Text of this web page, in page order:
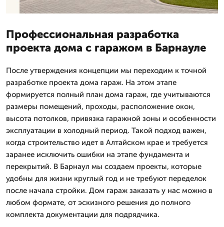
Профессиональная разработка
проекта дома с гаражом в Барнауле
После утверждения концепции мы переходим к точной
разработке проекта дома гараж. На этом этапе
формируется полный план дома гараж, где учитываются
размеры помещений, проходы, расположение окон,
высота потолков, привязка гаражной зоны и особенности
эксплуатации в холодный период. Такой подход важен,
когда строительство идет в Алтайском крае и требуется
заранее исключить ошибки на этапе фундамента и
перекрытий. В Барнаул мы создаем проекты, которые
удобны для жизни круглый год и не требуют переделок
после начала стройки. Дом гараж заказать у нас можно в
любом формате, от эскизного решения до полного
комплекта документации для подрядчика.